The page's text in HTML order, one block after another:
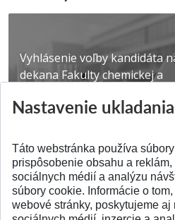
Vyhlásenie voľby kandidáta
dekana Fakulty chemickej a
Publikované 31.07.2026
SPÄŤ
Nastavenie
Táto webstránka používa
prispôsobenie obsahu a
sociálnych médií a analýzu
súbory cookie. Informácie o
webové stránky, poskytujeme